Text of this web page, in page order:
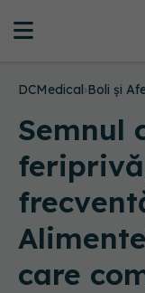
DCMedical›Boli și
Semnul
care